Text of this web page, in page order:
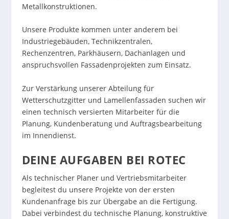
Metallkonstruktionen.
Unsere Produkte kommen unter anderem bei
Industriegebäuden, Technikzentralen,
Rechenzentren, Parkhäusern, Dachanlagen und
anspruchsvollen Fassadenprojekten zum Einsatz.
Zur Verstärkung unserer Abteilung für
Wetterschutzgitter und Lamellenfassaden suchen wir
einen technisch versierten Mitarbeiter für die
Planung, Kundenberatung und Auftragsbearbeitung
im Innendienst.
DEINE AUFGABEN BEI ROTEC
Als technischer Planer und Vertriebsmitarbeiter
begleitest du unsere Projekte von der ersten
Kundenanfrage bis zur Übergabe an die Fertigung.
Dabei verbindest du technische Planung, konstruktive